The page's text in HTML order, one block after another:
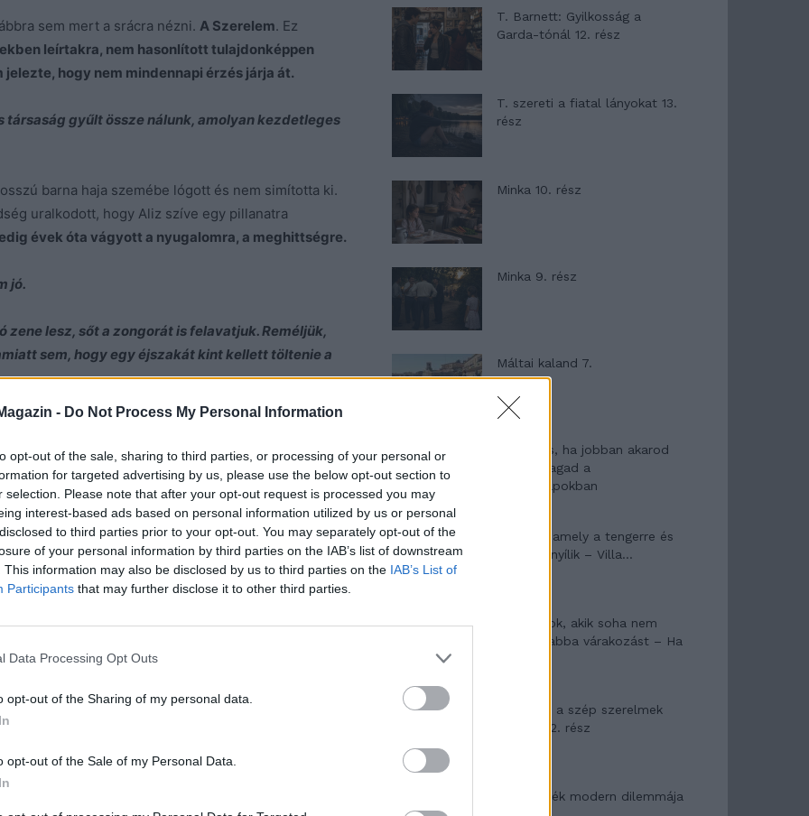
- Do Not Process My Personal Information
opt-out of the sale, sharing to third parties, or processing of your personal or
for targeted advertising by us, please use the below opt-out section to
selection. Please note that after your opt-out request is processed you may
interest-based ads based on personal information utilized by us or personal
to third parties prior to your opt-out. You may separately opt-out of the
of your personal information by third parties on the IAB’s list of downstream
This information may also be disclosed by us to third parties on the IAB’s List of
Participants that may further disclose it to other third parties.
Data Processing Opt Outs
opt-out of the Sharing of my personal data.
opt-out of the Sale of my Personal Data.
sem mert a srácra nézni. A Szerelem. Ez
leírtakra, nem hasonlított tulajdonképpen
hogy nem mindennapi érzés járja át.
társaság gyűlt össze nálunk, amolyan kezdetleges
barna haja szemébe lógott és nem simította ki.
uralkodott, hogy Aliz szíve egy pillanatra
évek óta vágyott a nyugalomra, a meghittségre.
jó.
zene lesz, sőt a zongorát is felavatjuk. Reméljük,
sem, hogy egy éjszakát kint kellett töltenie a
volna, hogy senki nem viszi fel, biztosan nem
az életben, amelyeket az ember olykor
így lennie, de az emberek már csak ilyenek és ezen
de ezt senki nem kívánhatta magának.
és hangjában nem volt egy szemernyi hamisság sem.
kezdett.
azok
T. Barnett: Gyilkosság a
Garda-tónál 12. rész
T. szereti a fiatal lányokat 13.
rész
Minka 10. rész
Minka 9. rész
Máltai kaland 7.
10 tanács, ha jobban akarod
érezni magad a
hétköznapokban
Egy ház, amely a tengerre és
a fényre nyílik – Villa...
A családok, akik soha nem
hagyták abba várakozást – Ha
Panna és a szép szerelmek
mítosza 2. rész
Az ereklyék modern dilemmája